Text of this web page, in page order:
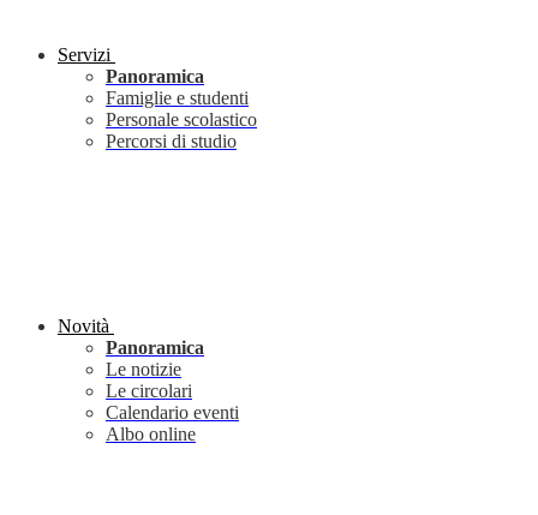
Servizi
Panoramica
Famiglie e studenti
Personale scolastico
Percorsi di studio
Novità
Panoramica
Le notizie
Le circolari
Calendario eventi
Albo online